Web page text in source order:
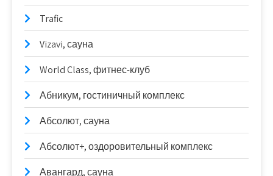
Trafic
Vizavi, сауна
World Class, фитнес-клуб
Абникум, гостиничный комплекс
Абсолют, сауна
Абсолют+, оздоровительный комплекс
Авангард, сауна